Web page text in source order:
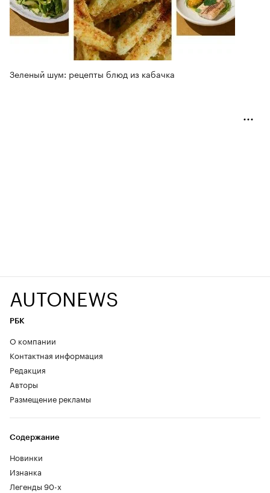
Зеленый шум: рецепты блюд из кабачка
AUTONEWS
РБК
О компании
Контактная информация
Редакция
Авторы
Размещение рекламы
Содержание
Новинки
Изнанка
Легенды 90-х